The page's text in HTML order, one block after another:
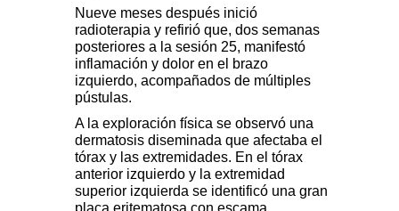
Nueve meses después inició
radioterapia y refirió que, dos semanas
posteriores a la sesión 25, manifestó
inflamación y dolor en el brazo
izquierdo, acompañados de múltiples
pústulas.
A la exploración física se observó una
dermatosis diseminada que afectaba el
tórax y las extremidades. En el tórax
anterior izquierdo y la extremidad
superior izquierda se identificó una gran
placa eritematosa con escama